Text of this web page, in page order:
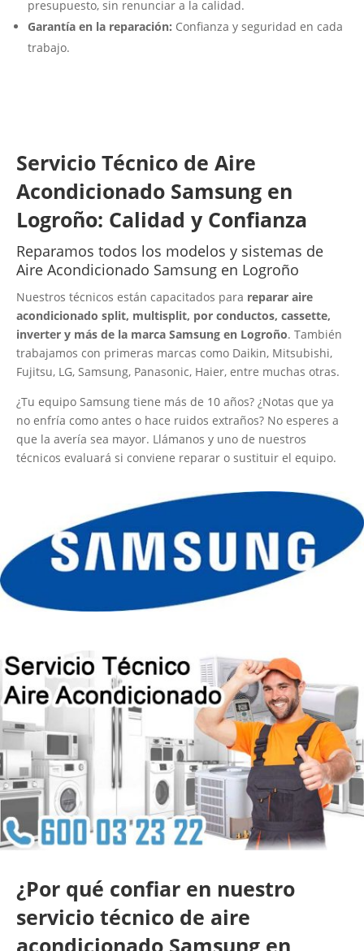
presupuesto, sin renunciar a la calidad.
Garantía en la reparación: Confianza y seguridad en cada
trabajo.
Servicio Técnico de Aire
Acondicionado Samsung en
Logroño: Calidad y Confianza
Reparamos todos los modelos y sistemas de
Aire Acondicionado Samsung en Logroño
Nuestros técnicos están capacitados para reparar aire
acondicionado split, multisplit, por conductos, cassette,
inverter y más de la marca Samsung en Logroño. También
trabajamos con primeras marcas como Daikin, Mitsubishi,
Fujitsu, LG, Samsung, Panasonic, Haier, entre muchas otras.
¿Tu equipo Samsung tiene más de 10 años? ¿Notas que ya
no enfría como antes o hace ruidos extraños? No esperes a
que la avería sea mayor. Llámanos y uno de nuestros
técnicos evaluará si conviene reparar o sustituir el equipo.
¿Por qué confiar en nuestro
servicio técnico de aire
acondicionado Samsung en